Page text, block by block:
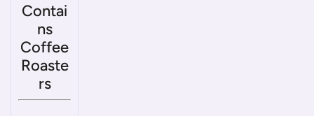
Contai
ns
Coffee
Roaste
rs